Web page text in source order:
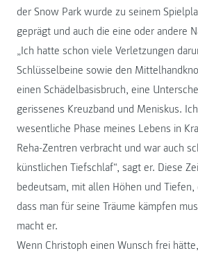
der Snow Park wurde zu seinem
geprägt und auch die eine oder andere
„Ich hatte schon viele Verletzungen
Schlüsselbeine sowie den
einen Schädelbasisbruch, eine
gerissenes Kreuzband und Meniskus.
wesentliche Phase meines Lebens in
Reha-Zentren verbracht und war auch
künstlichen Tiefschlaf“, sagt er. Diese
bedeutsam, mit allen Höhen und Tiefen,
dass man für seine Träume kämpfen
macht er.
Wenn Christoph einen Wunsch frei